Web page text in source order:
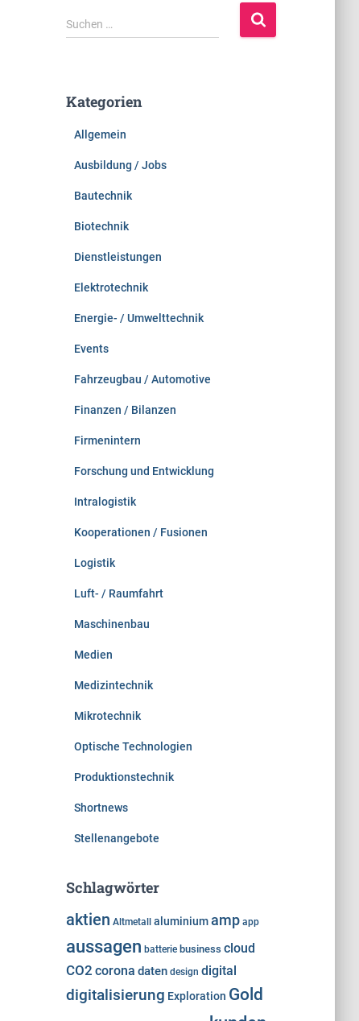
S
u
n
Suchen …
Kategorien
Allgemein
Ausbildung / Jobs
Bautechnik
Biotechnik
Dienstleistungen
Elektrotechnik
Energie- / Umwelttechnik
Events
Fahrzeugbau / Automotive
Finanzen / Bilanzen
Firmenintern
Forschung und Entwicklung
Intralogistik
Kooperationen / Fusionen
Logistik
Luft- / Raumfahrt
Maschinenbau
Medien
Medizintechnik
Mikrotechnik
Optische Technologien
Produktionstechnik
Shortnews
Stellenangebote
Schlagwörter
aktien Altmetall aluminium amp app
aussagen batterie business cloud
CO2 corona daten design digital
digitalisierung Exploration Gold